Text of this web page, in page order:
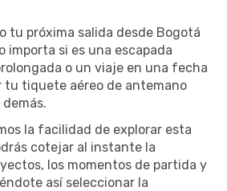
tu próxima salida desde Bogotá
importa si es una escapada
o un viaje en una fecha
tu tiquete aéreo de antemano
la facilidad de explorar esta
cotejar al instante la
los momentos de partida y
así seleccionar la